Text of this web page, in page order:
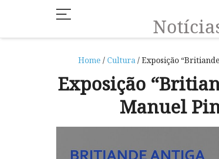
Home / Cultura/ Exposição
Exposição
Manuel